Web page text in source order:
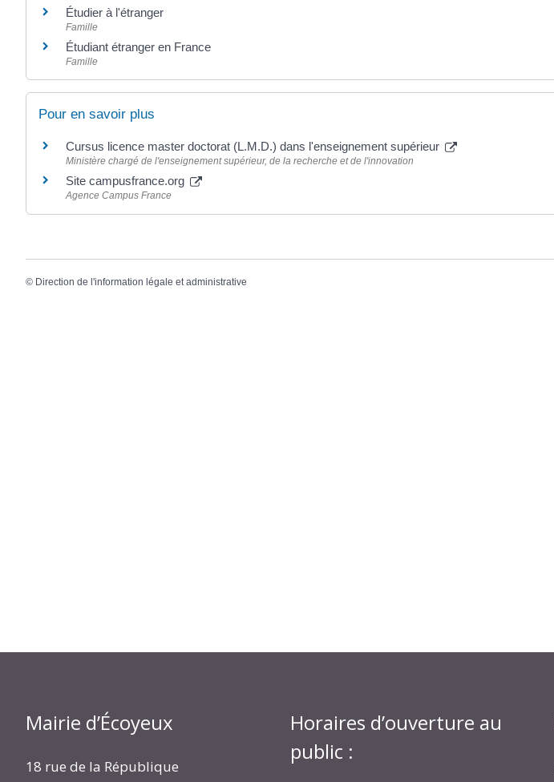
Étudier à l'étranger
Famille
Étudiant étranger en France
Famille
Pour en savoir plus
Cursus licence master doctorat (L.M.D.) dans l'enseignement supérieur
Ministère chargé de l'enseignement supérieur, de la recherche et de l'innovation
Site campusfrance.org
Agence Campus France
© Direction de l'information légale et administrative
Mairie d’Écoyeux
18 rue de la République
Horaires d’ouverture au
public :